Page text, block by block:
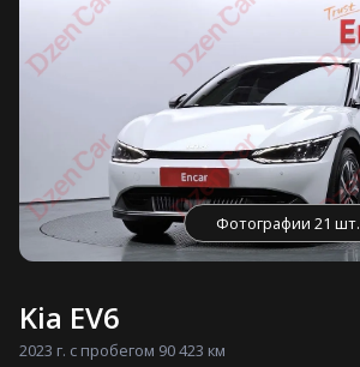
Фотографии 21 шт.
Kia EV6
2023 г. с пробегом 90 423 км